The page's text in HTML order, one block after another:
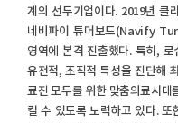
계의 선두기업이다. 2019년 클
네비파이 튜머보드(Navify
영역에 본격 진출했다. 특히, 로
유전적, 조직적 특성을 진단해
료진 모두를 위한 맞춤의료시대
킬 수 있도록 노력하고 있다.